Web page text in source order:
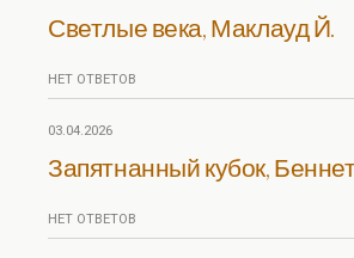
Светлые века, Маклауд Й.
НЕТ ОТВЕТОВ
03.04.2026
Запятнанный кубок,
НЕТ ОТВЕТОВ